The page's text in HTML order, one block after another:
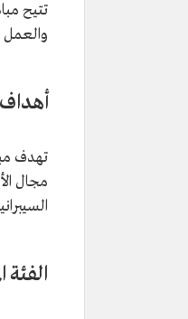
تتيح
والعمل
أهداف
تهدف
مجال
الفئة